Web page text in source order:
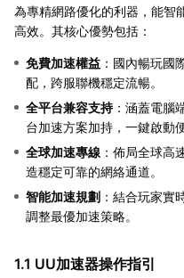
為專精網路優化的利器，能智
高效。其核心優勢包括：
免費加速權益 ：國內暢玩國
配，跨服聯機穩定流暢。
全平台兼容支持：涵蓋電腦
台加速方案加持，一鍵啟動
全球加速專線 ：佈局全球高
造穩定可靠的網絡通道。
智能加速規劃 ：結合玩家實
調整最優加速策略。
1.1 UU加速器操作指引